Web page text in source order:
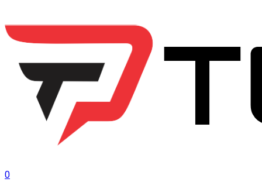
0